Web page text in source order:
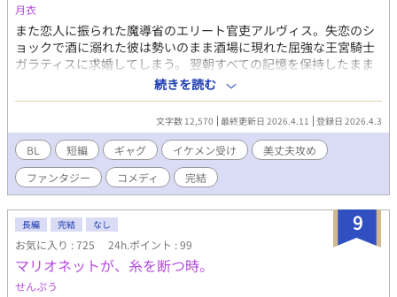
月衣
また恋人に振られた魔導省のエリート官吏アルヴィス。失恋のシ
ョックで酒に溺れた彼は勢いのまま酒場に現れた屈強な王宮騎士
ガラティスに求婚してしまう。 翌朝すべての記憶を保持したまま
絶望するアルヴィスだったが当のガラティスはなぜか本気だっ
た。 「安心しろ。俺は誠実な男だ。一度決めたことは覆さない」
逃げようとするエリート魔導師と絶対に逃がさない最強騎士 貢ぎ
体質な男が捕まる強制恋愛コメディのつもりです！！
続きを読む
文字数 12,570 最終更新日 2026.4.11 登録日 2026.4.3
BL 短編 ギャグ イケメン受け
美丈夫攻め
ファンタジー
コメディ 完結
9
長編 完結 なし
お気に入り : 725 24h.ポイント : 99
マリオネットが、糸を断つ時。
せんぷう